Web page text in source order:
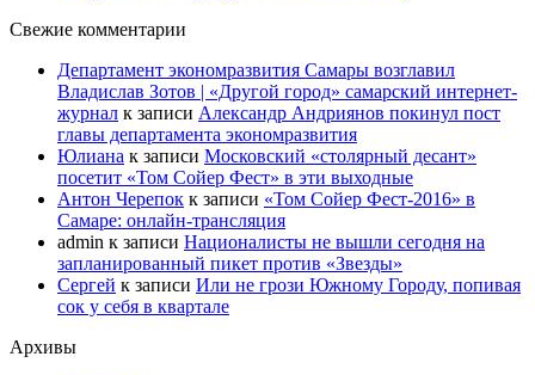
Свежие комментарии
Департамент экономразвития Самары возглавил
Владислав Зотов | «Другой город» самарский интернет-
журнал к записи Александр Андриянов покинул пост
главы департамента экономразвития
Юлиана к записи Московский «столярный десант»
посетит «Том Сойер Фест» в эти выходные
Антон Черепок к записи «Том Сойер Фест-2016» в
Самаре: онлайн-трансляция
admin к записи Националисты не вышли сегодня на
запланированный пикет против «Звезды»
Сергей к записи Или не грози Южному Городу, попивая
сок у себя в квартале
Архивы